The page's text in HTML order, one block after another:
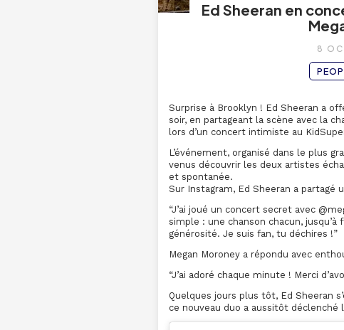
Ed Sheeran en
8
Surprise à Brooklyn ! Ed Sheeran a
soir, en partageant la scène avec la
lors d’un concert intimiste au
L’événement, organisé dans le plus
venus découvrir les deux artistes
et spontanée.
Sur Instagram, Ed Sheeran a partagé
“J’ai joué un concert secret avec
simple : une chanson chacun,
générosité. Je suis fan, tu déchires !”
Megan Moroney a répondu avec
“J’ai adoré chaque minute ! Merci
Quelques jours plus tôt, Ed Sheeran
ce nouveau duo a aussitôt déclenché